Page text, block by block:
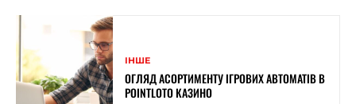
ІНШЕ
ОГЛЯД АСОРТИМЕНТУ ІГРОВИХ АВТОМАТІВ В
POINTLOTO КАЗИНО